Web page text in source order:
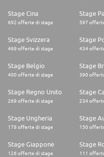
Stage Cina
692 offerte di stage
Stage
597
Stage Svizzera
469 offerte di stage
Stage
434
Stage Belgio
400 offerte di stage
Stage
390
Stage Regno Unito
269 offerte di stage
Stage
234
Stage Ungheria
178 offerte di stage
Stage
150
Stage Giappone
126 offerte di stage
Stage
111